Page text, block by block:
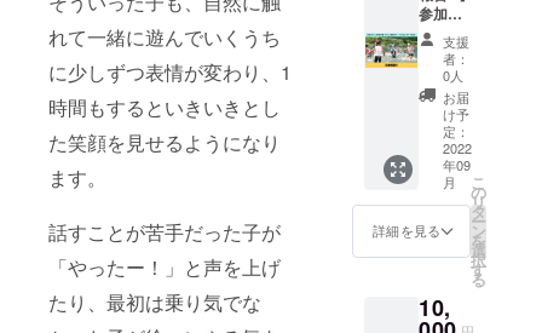
れて一緒に遊んでいくうち
に少しずつ表情が変わり、1
時間もするといきいきとし
た笑顔を見せるようになり
ます。
話すことが苦手だった子が
「やったー！」と声を上げ
たり、最初は乗り気でな
くださ
い。 ※
ニック
ネーム
でのご
参加も
できま
す。 ※
掲載期
間は
2022年
9月から
感想文
は参加
者1名分
です。
※感想文
データ
はPDF
形式
で、
メール
でお送
りしま
時期は
2022年
参加し
た子ど
もが書
いてく
れた感
想文
データ
をお送
りしま
す。 子
どもた
ちから
の喜び
がいっ
まって
いま
支援
者：
0人
お届
け予
定：
2022
年09
月
詳細を見る
こ
の
リ
タ
ー
ン
を
選
択
す
る
10,